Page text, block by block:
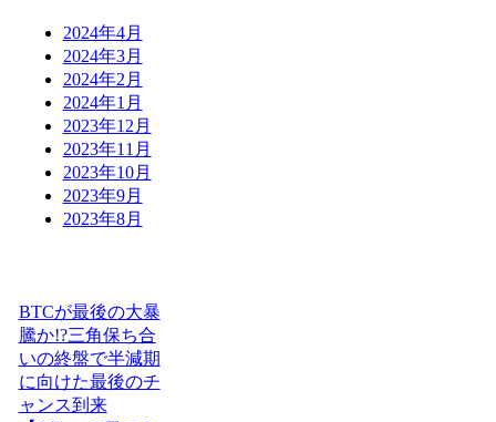
2024年4月
2024年3月
2024年2月
2024年1月
2023年12月
2023年11月
2023年10月
2023年9月
2023年8月
BTCが最後の大暴
騰か!?三角保ち合
いの終盤で半減期
に向けた最後のチ
ャンス到来